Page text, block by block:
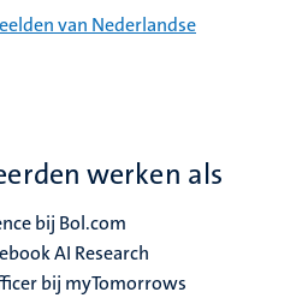
van Nederlandse
werken als
bij Bol.com
AI Research
bij myTomorrows